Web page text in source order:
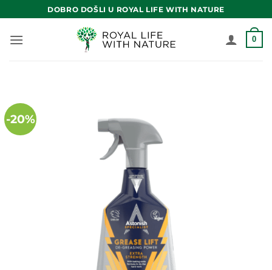
to
content
DOBRO DOŠLI U ROYAL LIFE WITH NATURE
0
-20%